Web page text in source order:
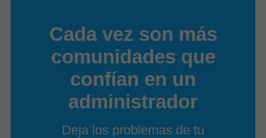
Cada vez son más
comunidades que
confían en un
administrador
Deja los problemas de tu